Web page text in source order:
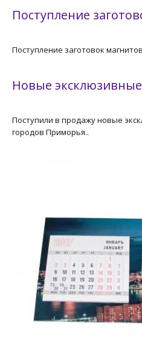
Поступление
Поступление заготовок
Новые
Поступили в продажу новые
городов Приморья..